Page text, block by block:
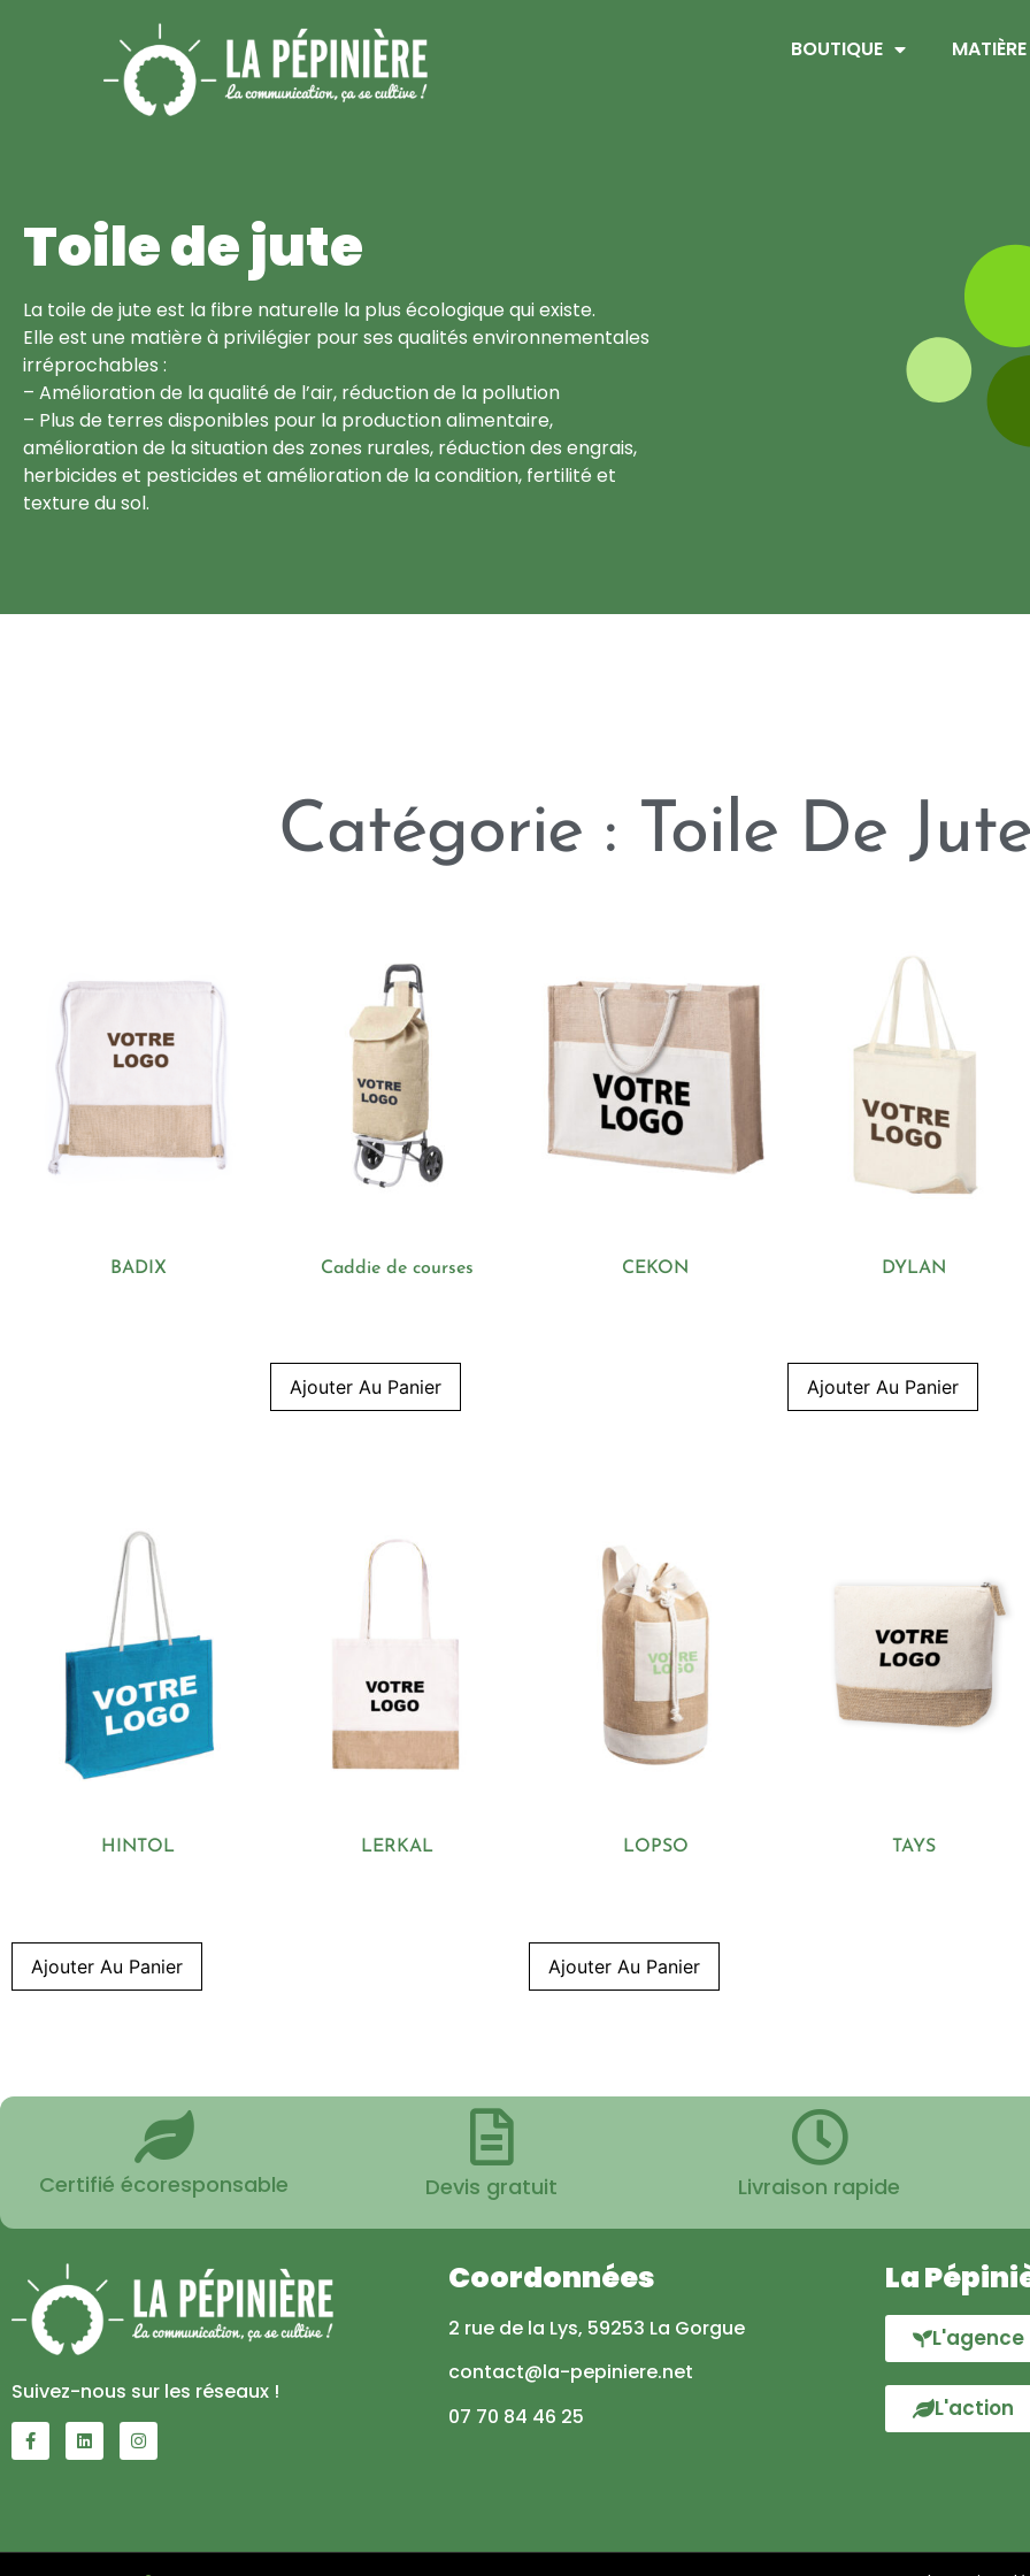
BOUTIQUE MATIÈRE
Toile de jute
La toile de jute est la fibre naturelle la plus écologique qui existe.
Elle est une matière à privilégier pour ses qualités environnementales
irréprochables :
– Amélioration de la qualité de l’air, réduction de la pollution
– Plus de terres disponibles pour la production alimentaire,
amélioration de la situation des zones rurales, réduction des engrais,
herbicides et pesticides et amélioration de la condition, fertilité et
texture du sol.
Catégorie : Toile De
BADIX Caddie de courses
Ajouter Au Panier
CEKON DYLAN
Ajouter Au Panier
HINTOL
Ajouter Au Panier
LERKAL LOPSO
Ajouter Au Panier
TAYS
Certifié écoresponsable Devis gratuit Livraison rapide
Suivez-nous sur les réseaux !
Coordonnées
2 rue de la Lys, 59253 La Gorgue
contact@la-pepiniere.net
07 70 84 46 25
La
L'agence
L'action